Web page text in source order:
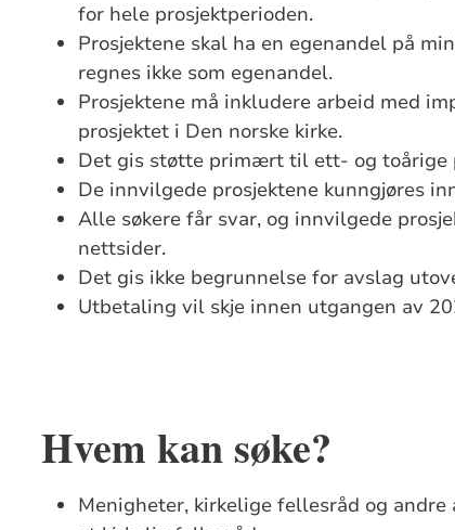
for hele prosjektperioden.
Prosjektene skal ha en egenandel på
regnes ikke som egenandel.
Prosjektene må inkludere arbeid med
prosjektet i Den norske kirke.
Det gis støtte primært til ett- og toårige
De innvilgede prosjektene kunngjøres
Alle søkere får svar, og innvilgede
nettsider.
Det gis ikke begrunnelse for avslag
Utbetaling vil skje innen utgangen av
Hvem kan søke?
Menigheter, kirkelige fellesråd og andre